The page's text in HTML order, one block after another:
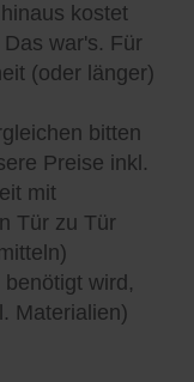
kostet
war's. Für
(oder länger)
bitten
Preise inkl.
mit
Tür zu Tür
wird,
Materialien)